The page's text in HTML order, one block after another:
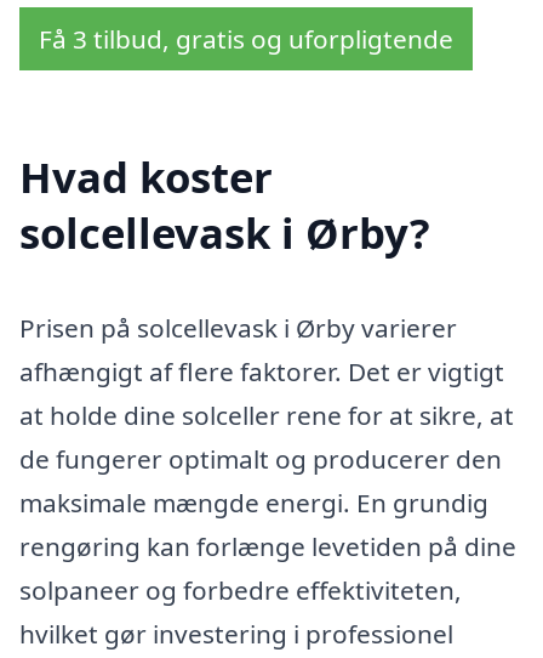
Få 3 tilbud, gratis og uforpligtende
Hvad koster
solcellevask i Ørby?
Prisen på solcellevask i Ørby varierer
afhængigt af flere faktorer. Det er vigtigt
at holde dine solceller rene for at sikre, at
de fungerer optimalt og producerer den
maksimale mængde energi. En grundig
rengøring kan forlænge levetiden på dine
solpaneer og forbedre effektiviteten,
hvilket gør investering i professionel